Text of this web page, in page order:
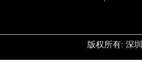
版权所有: 深